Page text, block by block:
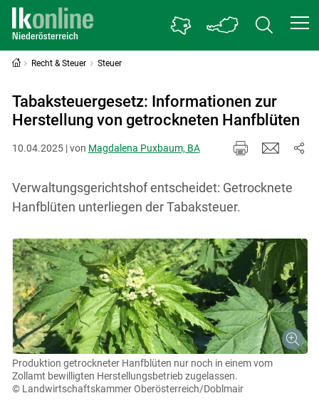
Recht & Steuer Steuer
Tabaksteuergesetz: Informationen zur
Herstellung von getrockneten Hanfblüten
10.04.2025 | von Magdalena Puxbaum, BA
Verwaltungsgerichtshof entscheidet: Getrocknete
Hanfblüten unterliegen der Tabaksteuer.
Produktion getrockneter Hanfblüten nur noch in einem vom
Zollamt bewilligten Herstellungsbetrieb zugelassen.
© Landwirtschaftskammer Oberösterreich/Doblmair